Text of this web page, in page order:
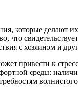
которые делают
с хозяином и
привести к
среды: